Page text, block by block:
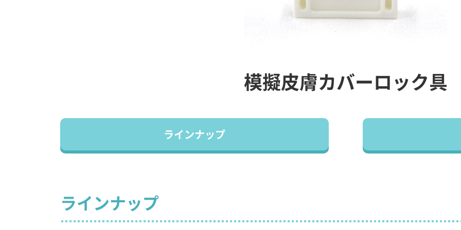
模擬皮膚カバーロック具
ラインナップ
ラインナップ